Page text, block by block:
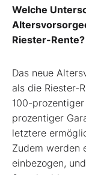
Welche
Riester-Rente?
Das neue
als die Riester-
100-
prozentiger
letztere
Zudem werden
einbezogen,